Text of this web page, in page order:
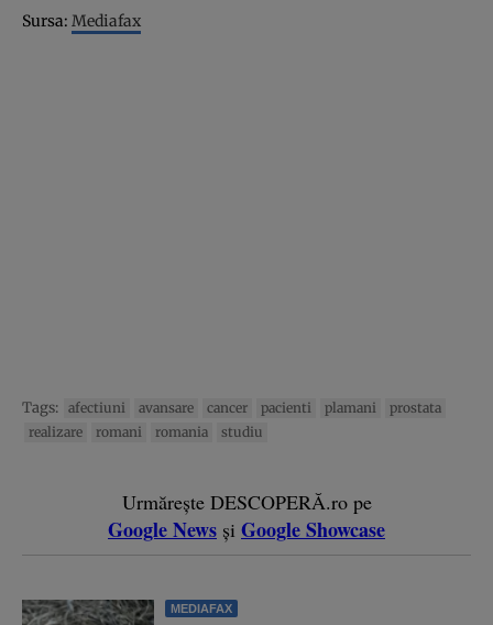
Sursa: Mediafax
Tags: afectiuni avansare cancer pacienti plamani
prostata
realizare
romani romania studiu
Urmărește DESCOPERĂ.ro pe
Google News și Google Showcase
MEDIAFAX